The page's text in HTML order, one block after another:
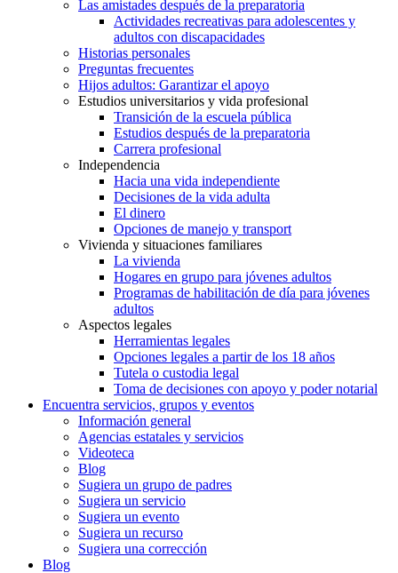
Las amistades después de la preparatoria
Actividades recreativas para adolescentes y
adultos con discapacidades
Historias personales
Preguntas frecuentes
Hijos adultos: Garantizar el apoyo
Estudios universitarios y vida profesional
Transición de la escuela pública
Estudios después de la preparatoria
Carrera profesional
Independencia
Hacia una vida independiente
Decisiones de la vida adulta
El dinero
Opciones de manejo y transport
Vivienda y situaciones familiares
La vivienda
Hogares en grupo para jóvenes adultos
Programas de habilitación de día para jóvenes
adultos
Aspectos legales
Herramientas legales
Opciones legales a partir de los 18 años
Tutela o custodia legal
Toma de decisiones con apoyo y poder notarial
Encuentra servicios, grupos y eventos
Información general
Agencias estatales y servicios
Videoteca
Blog
Sugiera un grupo de padres
Sugiera un servicio
Sugiera un evento
Sugiera un recurso
Sugiera una corrección
Blog